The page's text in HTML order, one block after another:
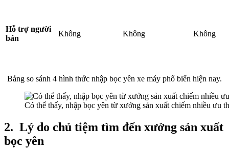
Hỗ trợ người
bán
Không Không Không
Bảng so sánh 4 hình thức nhập bọc yên xe máy phổ biến hiện nay.
Có thể thấy, nhập bọc yên từ xưởng sản xuất chiếm nhiều ưu
2. Lý do chủ tiệm tìm đến xưởng sản xuất
bọc yên